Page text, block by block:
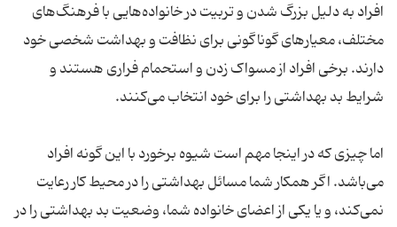
افراد به دلیل بزرگ شدن و تربیت در خانواده‌هایی با فرهنگ‌های
مختلف، معیارهای گوناگونی برای نظافت و بهداشت شخصی خود
دارند. برخی افراد از مسواک زدن و استحمام فراری هستند و
اما چیزی که در اینجا مهم است شیوه برخورد با این گونه افراد
می‌باشد. اگر همکار شما مسائل بهداشتی را در محیط کار رعایت
نمی‌کند، و یا یکی از اعضای خانواده شما، وضعیت بد بهداشتی را در